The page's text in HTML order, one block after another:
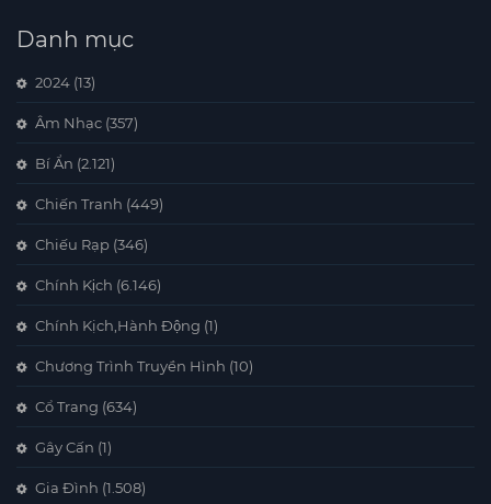
Danh mục
2024 (13)
Âm Nhạc (357)
Bí Ẩn (2.121)
Chiến Tranh (449)
Chiếu Rạp (346)
Chính Kịch (6.146)
Chính Kịch,Hành Động (1)
Chương Trình Truyền Hình (10)
Cổ Trang (634)
Gây Cấn (1)
Gia Đình (1.508)